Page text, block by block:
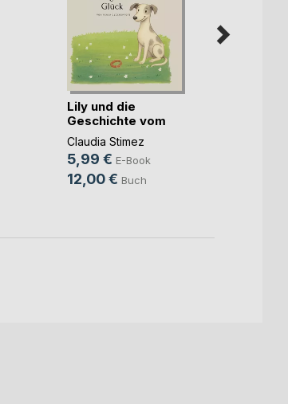
Lily und die
Geschichte vom
großen(...)
Claudia Stimez
5,99 € E-Book
12,00 € Buch